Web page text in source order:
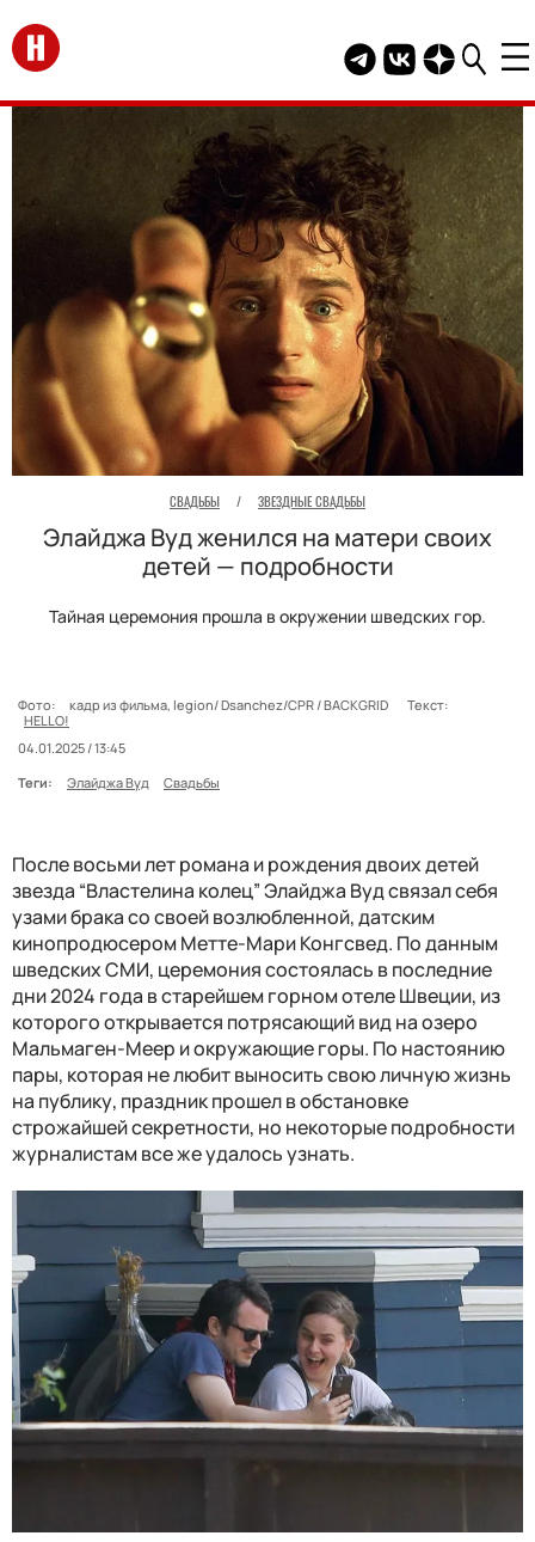
Перейти на главную
Telegram канал
Группа HELLO
Канал
СВАДЬБЫ / ЗВЕЗДНЫЕ СВАДЬБЫ
Элайджа Вуд женился на матери своих
детей — подробности
Тайная церемония прошла в окружении шведских гор.
Фото: кадр из фильма, legion/ Dsanchez/CPR / BACKGRID
Текст:
HELLO!
04.01.2025 / 13:45
Теги:
Элайджа Вуд Свадьбы
После восьми лет романа и рождения двоих детей
звезда “Властелина колец” Элайджа Вуд связал себя
узами брака со своей возлюбленной, датским
кинопродюсером Метте-Мари Конгсвед. По данным
шведских СМИ, церемония состоялась в последние
дни 2024 года в старейшем горном отеле Швеции, из
которого открывается потрясающий вид на озеро
Мальмаген-Меер и окружающие горы. По настоянию
пары, которая не любит выносить свою личную жизнь
на публику, праздник прошел в обстановке
строжайшей секретности, но некоторые подробности
журналистам все же удалось узнать.